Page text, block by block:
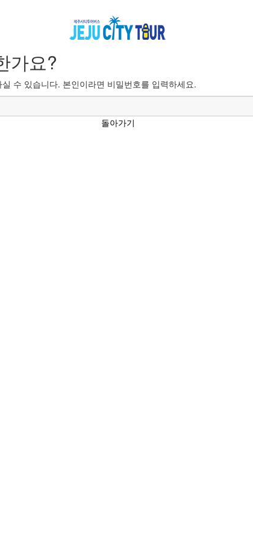
가요?
수 있습니다. 본인이라면 비밀번호를 입력하세요.
돌아가기